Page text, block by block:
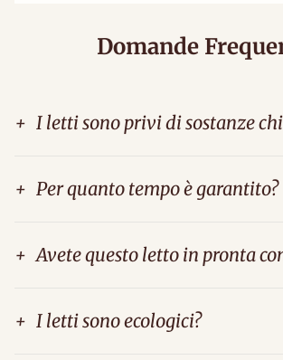
Domande
+ I letti sono privi di sostanze
+ Per quanto tempo è garantito?
+ Avete questo letto in pronta
+ I letti sono ecologici?